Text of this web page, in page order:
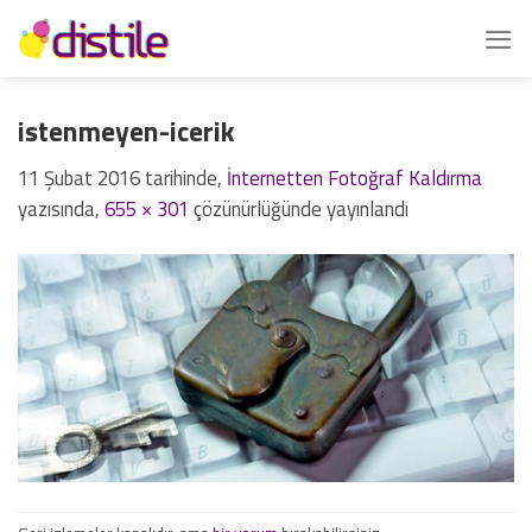
İçeriğe
atla
istenmeyen-icerik
11 Şubat 2016tarihinde, İnternetten Fotoğraf Kaldırma
yazısında,655 × 301 çözünürlüğünde yayınlandı